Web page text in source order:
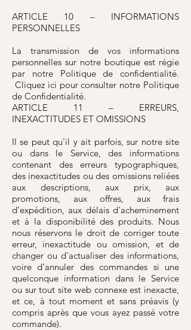
ARTICLE 10 – INFORMATIONS
PERSONNELLES
La transmission de vos informations
personnelles sur notre boutique est régie
par notre Politique de confidentialité.
Cliquez ici pour consulter notre Politique
de Confidentialité.
ARTICLE 11 – ERREURS,
INEXACTITUDES ET OMISSIONS
Il se peut qu'il y ait parfois, sur notre site
ou dans le Service, des informations
contenant des erreurs typographiques,
des inexactitudes ou des omissions reliées
aux descriptions, aux prix, aux
promotions, aux offres, aux frais
d’expédition, aux délais d'acheminement
et à la disponibilité des produits. Nous
nous réservons le droit de corriger toute
erreur, inexactitude ou omission, et de
changer ou d'actualiser des informations,
voire d’annuler des commandes si une
quelconque information dans le Service
ou sur tout site web connexe est inexacte,
et ce, à tout moment et sans préavis (y
compris après que vous ayez passé votre
commande).